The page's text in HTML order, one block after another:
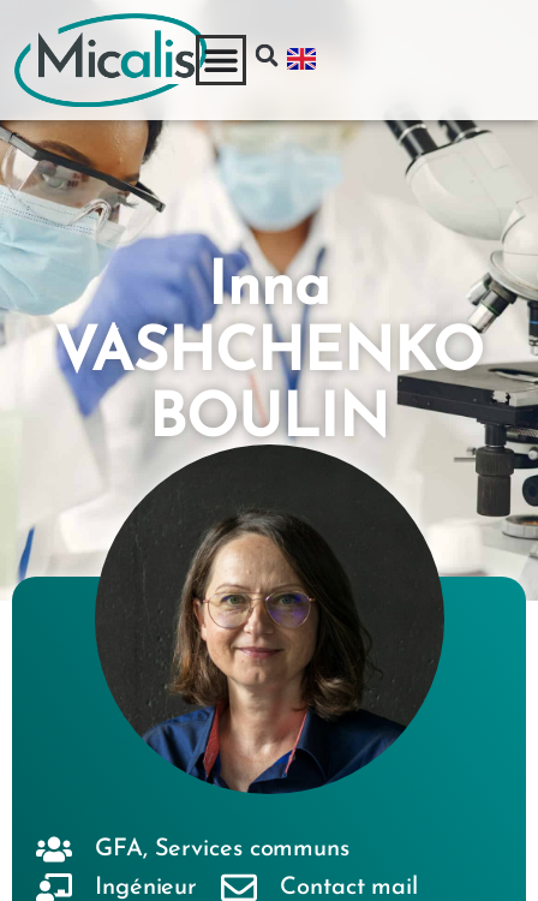
Inna
VASHCHENKO
BOULIN
GFA, Services communs
Ingénieur
Contact mail